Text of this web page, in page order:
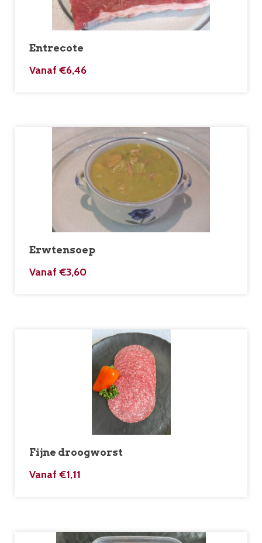
Entrecote
Vanaf €6,46
Erwtensoep
Vanaf €3,60
Fijne droogworst
Vanaf €1,11